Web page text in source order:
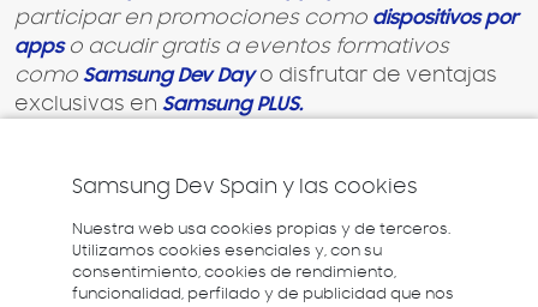
participar en promociones como dispositivos por
appso acudir gratis a eventos formativos
como Samsung Dev Day o disfrutar de ventajas
exclusivas en Samsung PLUS.
Samsung Dev Spain y las cookies
Nuestra web usa cookies propias y de terceros.
Utilizamos cookies esenciales y, con su
consentimiento, cookies de rendimiento,
funcionalidad, perfilado y de publicidad que nos